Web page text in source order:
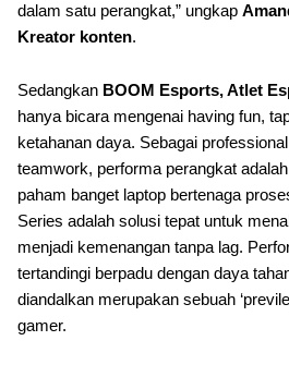
dalam satu perangkat,” ungkap
Kreator konten.
Sedangkan BOOM Esports, Atlet
hanya bicara mengenai having fun,
ketahanan daya. Sebagai
teamwork, performa perangkat
paham banget laptop bertenaga
Series adalah solusi tepat untuk
menjadi kemenangan tanpa lag.
tertandingi berpadu dengan daya
diandalkan merupakan sebuah
gamer.